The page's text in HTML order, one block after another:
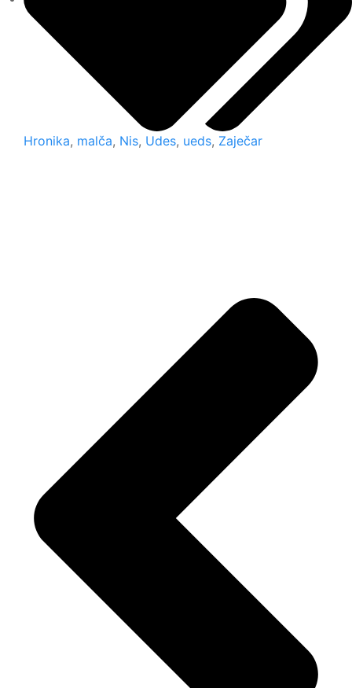
Hronika, malča, Nis, Udes, ueds, Zaječar